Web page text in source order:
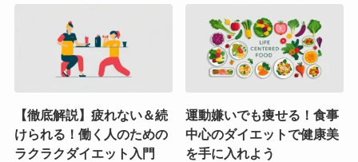
【徹底解説】疲れない＆続
けられる！働く人のための
ラクラクダイエット入門
運動嫌いでも痩せる！食事
中心のダイエットで健康美
を手に入れよう